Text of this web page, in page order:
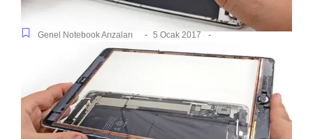
Genel Notebook Arızaları - 5 Ocak 2017 -